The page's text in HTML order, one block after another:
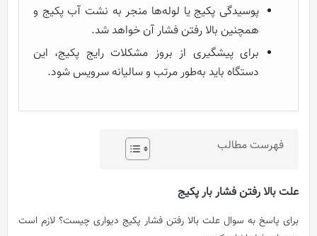
پوسیدگی پکیج یا لوله‌ها منجر به نشت آب پکیج و
همچنین بالا رفتن فشار آن خواهد شد.
برای پیشگیری از بروز مشکلات رایج پکیج، این
دستگاه باید به‌طور مرتب و سالیانه سرویس شود.
فهرست مطالب
علت بالا رفتن فشار بار پکیج
برای پاسخ به سوال علت بالا رفتن فشار پکیج دیواری چیست؟ لازم است